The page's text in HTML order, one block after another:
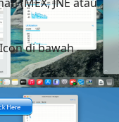
+ Intel Core i9
di bawah